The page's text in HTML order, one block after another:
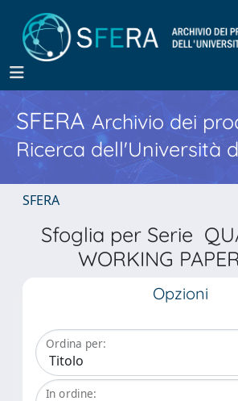
SFERA Archivio dei
Ricerca dell'Università
SFERA
Sfoglia per Serie
WORKING
Opzioni
Ordina per:
In ordine: